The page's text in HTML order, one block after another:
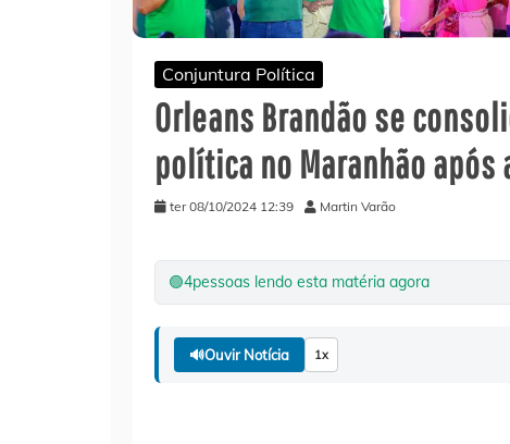
Conjuntura Política
Orleans Brandão se
política no Maranhão
ter 08/10/2024 12:39 Martin Varão
🟢4pessoas lendo esta matéria agora
🔊Ouvir Notícia 1x